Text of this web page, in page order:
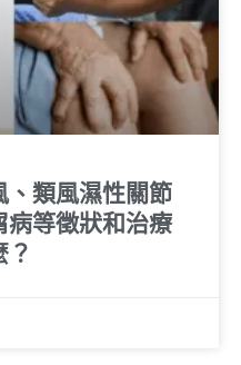
、類風濕性關節
病等徵狀和治療
？